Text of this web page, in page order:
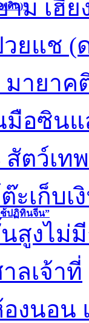
ดิน)”
ปฏิทินจีน”
ม เฮี่ย
ยแช (
มายา
มือซิน
ตว์เทพ
ะเก็บเ
สูงไม่
ลเจ้าที่
งนอน